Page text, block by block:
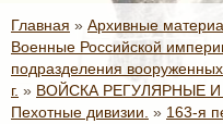
Главная » Архивные
Военные Российской
подразделения
г. » ВОЙСКА РЕГУЛЯРНЫЕ
Пехотные дивизии. » 163-я